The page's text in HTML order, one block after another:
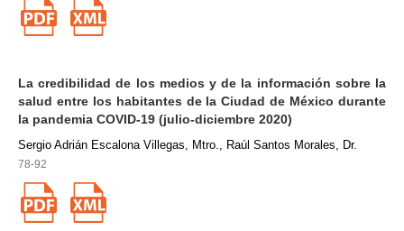
La credibilidad de los medios y de la información sobre la
salud entre los habitantes de la Ciudad de México durante
la pandemia COVID-19 (julio-diciembre 2020)
Sergio Adrián Escalona Villegas, Mtro., Raúl Santos Morales, Dr.
78-92